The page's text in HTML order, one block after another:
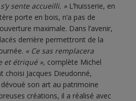
sente accueilli. » L’huisserie, en
porte en bois, n’a pas de
maximale. Dans l’avenir,
derrière permettront de la
« Ce sas remplacera
et étriqué », complète Michel
choisi Jacques Dieudonné,
son art au patrimoine
créations, il a réalisé avec